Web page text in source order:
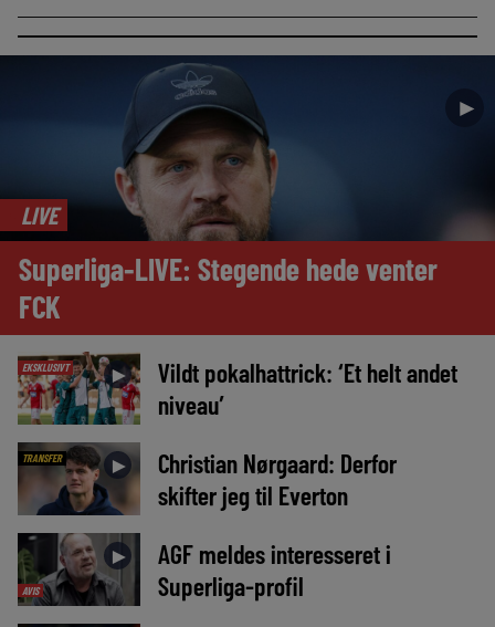
►
LIVE
Superliga-LIVE: Stegende hede venter
FCK
EKSKLUSIVT ►
Vildt pokalhattrick: ‘Et helt andet
niveau’
TRANSFER ►
Christian Nørgaard: Derfor
skifter jeg til Everton
AVIS
►
AGF meldes interesseret i
Superliga-profil